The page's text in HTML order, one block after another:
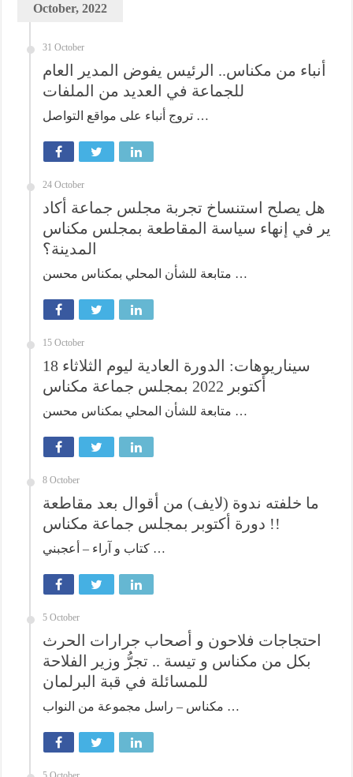
October, 2022
31 October
أنباء من مكناس.. الرئيس يفوض المدير العام
للجماعة في العديد من الملفات
تروج أنباء على مواقع التواصل …
24 October
هل يصلح استنساخ تجربة مجلس جماعة أكاد
ير في إنهاء سياسة المقاطعة بمجلس مكناس
المدينة؟
متابعة للشأن المحلي بمكناس محسن …
15 October
سيناريوهات: الدورة العادية ليوم الثلاثاء 18
أكتوبر 2022 بمجلس جماعة مكناس
متابعة للشأن المحلي بمكناس محسن …
8 October
ما خلفته ندوة (لايف) من أقوال بعد مقاطعة
دورة أكتوبر بمجلس جماعة مكناس !!
كتاب و آراء – أعجبني …
5 October
احتجاجات فلاحون و أصحاب جرارات الحرث
بكل من مكناس و تيسة .. تجرُّ وزير الفلاحة
للمسائلة في قبة البرلمان
مكناس – راسل مجموعة من النواب …